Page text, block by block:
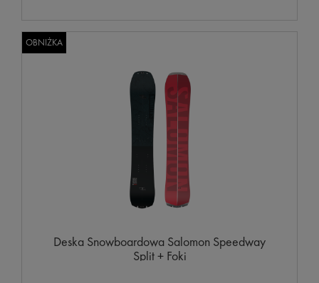
Deska Snowboardowa Salomon Speedway
Split + Foki
OBNIŻKA